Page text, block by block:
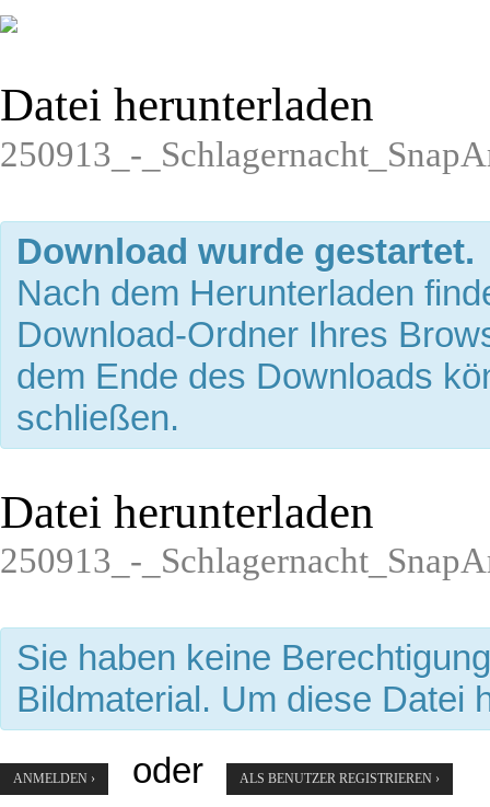
Datei herunterladen
250913_-
Download wurde gestartet.
Nach dem Herunterladen
Download-Ordner Ihres
dem Ende des Downloads
schließen.
Datei herunterladen
250913_-
Sie haben keine
Bildmaterial. Um diese Datei
ANMELDEN › oder ALS BENUTZER REGISTRIEREN ›